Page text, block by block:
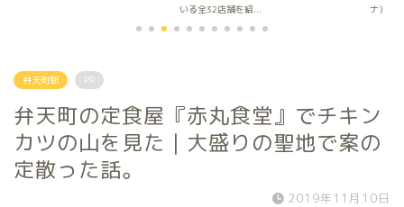
いる全32店舗を紹...
弁天町駅 PR
弁天町の定食屋『赤丸食堂』でチキン
カツの山を見た｜大盛りの聖地で案の
定散った話。
2019年11月10日